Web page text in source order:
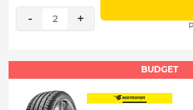
- 2 +
BUDGET